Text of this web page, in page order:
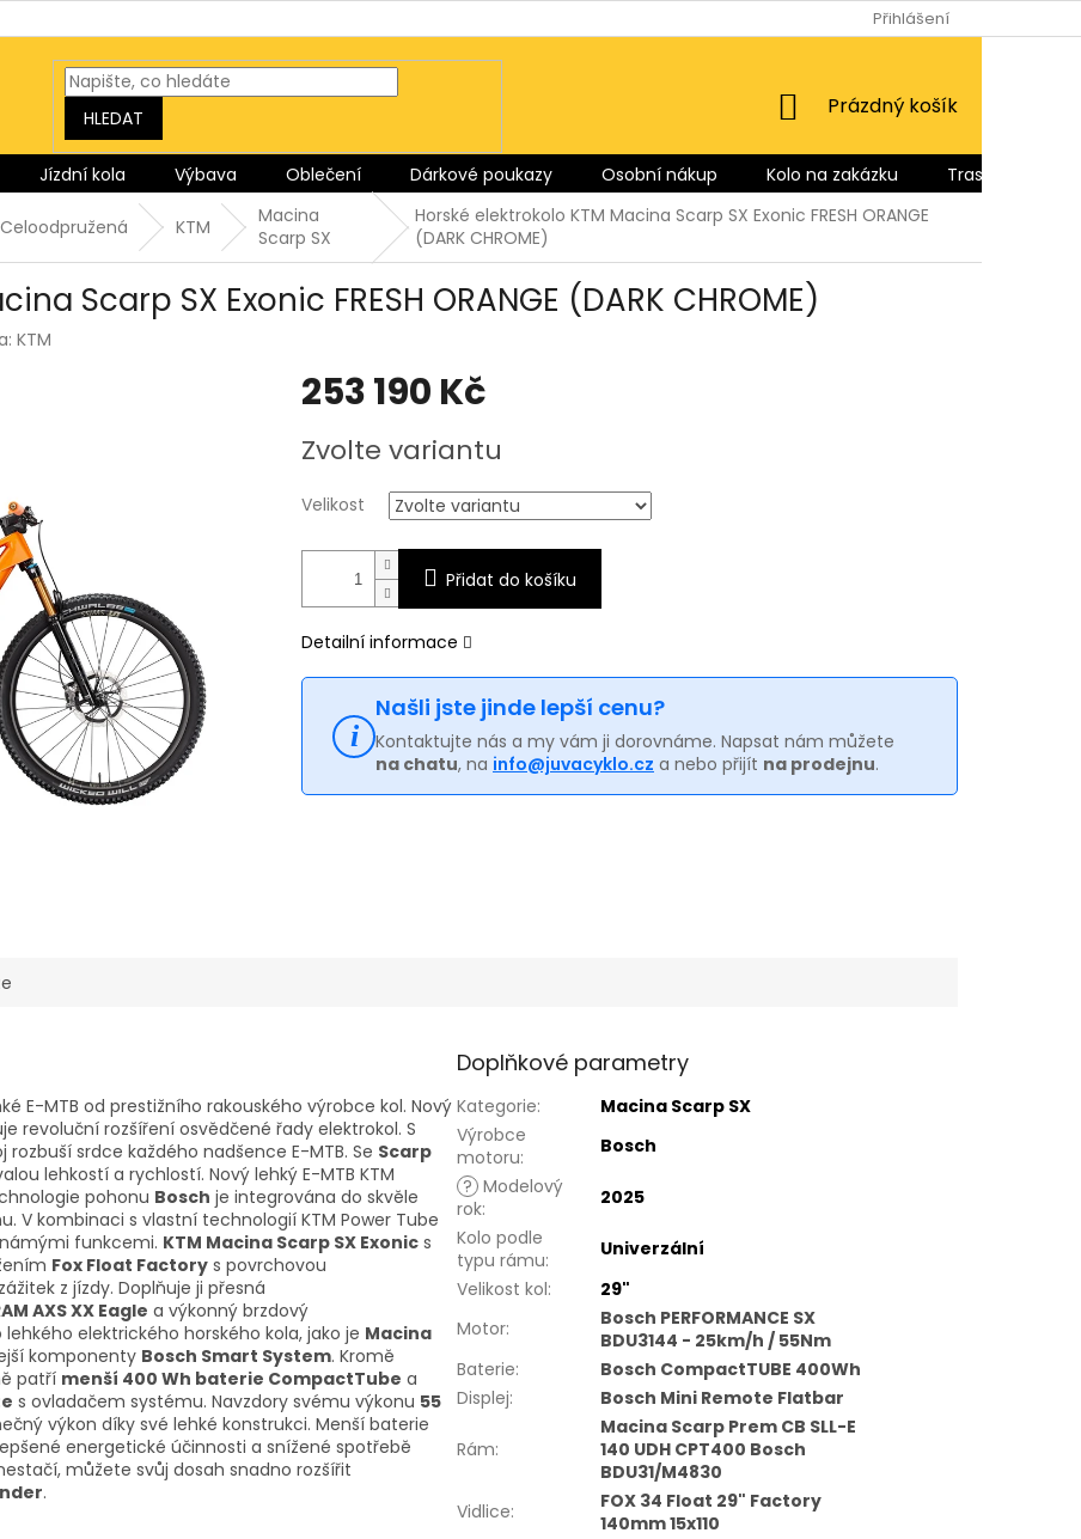
Přihlášení
HLEDAT
NÁKUPNÍ
Prázdný košík
Jízdní kola Výbava Oblečení Dárkové poukazy Osobní nákup Kolo na zakázku Trasy pro Vás
Celoodpružená KTM
Macina
Scarp SX
Horské elektrokolo KTM Macina Scarp SX Exonic FRESH ORANGE
(DARK CHROME)
Scarp SX Exonic FRESH ORANGE (DARK CHROME)
KTM
253 190 Kč
cena:
Zvolte variantu
Velikost
Přidat do košíku
Detailní informace
Našli jste jinde lepší cenu?
Kontaktujte nás a my vám ji dorovnáme. Napsat nám můžete
na chatu, na info@juvacyklo.cz a nebo přijít na prodejnu.
E-MTB od prestižního rakouského výrobce kol. Nový
revoluční rozšíření osvědčené řady elektrokol. S
srdce každého nadšence E-MTB. Se Scarp
lehkostí a rychlostí. Nový lehký E-MTB KTM
pohonu Bosch je integrována do skvěle
V kombinaci s vlastní technologií KTM Power Tube
funkcemi. KTM Macina Scarp SX Exonic s
Fox Float Factory s povrchovou
z jízdy. Doplňuje ji přesná
AXS XX Eagle a výkonný brzdový
elektrického horského kola, jako je Macina
komponenty Bosch Smart System. Kromě
patří menší 400 Wh baterie CompactTube a
s ovladačem systému. Navzdory svému výkonu 55
výkon díky své lehké konstrukci. Menší baterie
energetické účinnosti a snížené spotřebě
můžete svůj dosah snadno rozšířit
.
Doplňkové parametry
Kategorie:
Macina Scarp SX
Výrobce
motoru:
Bosch
? Modelový
rok:
2025
Kolo podle
typu rámu:
Univerzální
Velikost kol:
29"
Motor:
Bosch PERFORMANCE SX
BDU3144 - 25km/h / 55Nm
Baterie:
Bosch CompactTUBE 400Wh
Displej: Bosch Mini Remote Flatbar
Rám:
Macina Scarp Prem CB SLL-E
140 UDH CPT400 Bosch
BDU31/M4830
Vidlice:
FOX 34 Float 29" Factory
140mm 15x110